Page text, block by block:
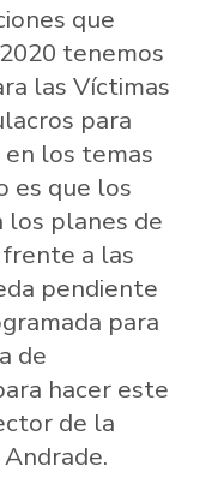
que
tenemos
las Víctimas
para
los temas
es que los
los planes de
a las
pendiente
para
de
hacer este
de la